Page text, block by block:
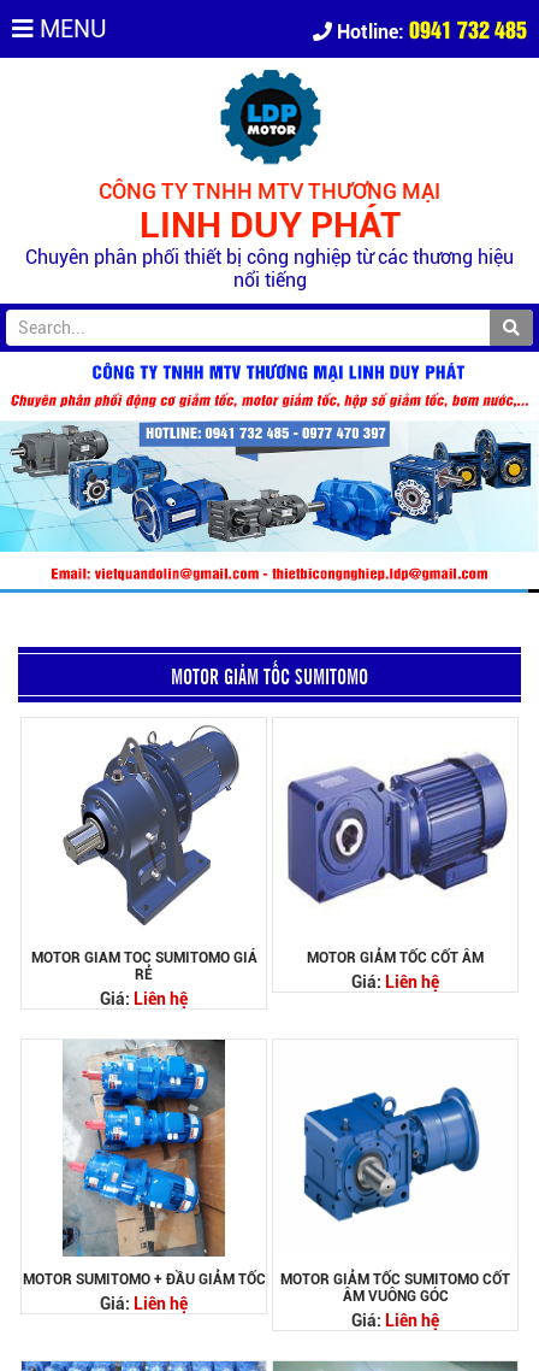
MENU Hotline: 0941 732 485
CÔNG TY TNHH MTV THƯƠNG MẠI
LINH DUY PHÁT
Chuyên phân phối thiết bị công nghiệp từ các thương hiệu
nổi tiếng
MOTOR GIẢM TỐC SUMITOMO
MOTOR GIAM TOC SUMITOMO GIÁ
RẺ
Giá: Liên hệ
MOTOR GIẢM TỐC CỐT ÂM
Giá: Liên hệ
MOTOR SUMITOMO + ĐẦU GIẢM TỐC
Giá: Liên hệ
MOTOR GIẢM TỐC SUMITOMO CỐT
ÂM VUÔNG GÓC
Giá: Liên hệ